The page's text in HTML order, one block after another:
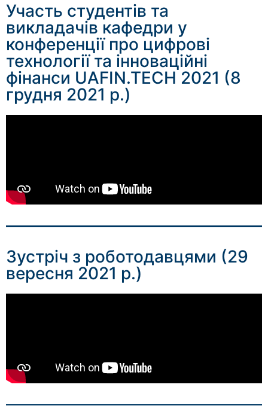
Участь студентів та
викладачів кафедри у
конференції про цифрові
технології та інноваційні
фінанси UAFIN.TECH 2021 (8
грудня 2021 р.)
Зустріч з роботодавцями (29
вересня 2021 р.)